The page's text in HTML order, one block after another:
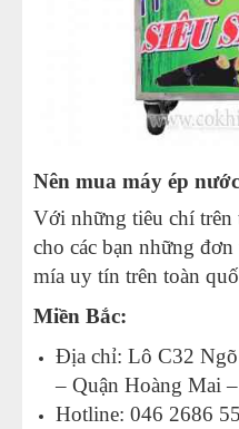
Nên mua máy ép
Với những tiêu chí
cho các bạn những
mía uy tín trên toàn
Miền Bắc:
Địa chỉ: Lô C32
– Quận Hoàng Mai
Hotline: 046 2686